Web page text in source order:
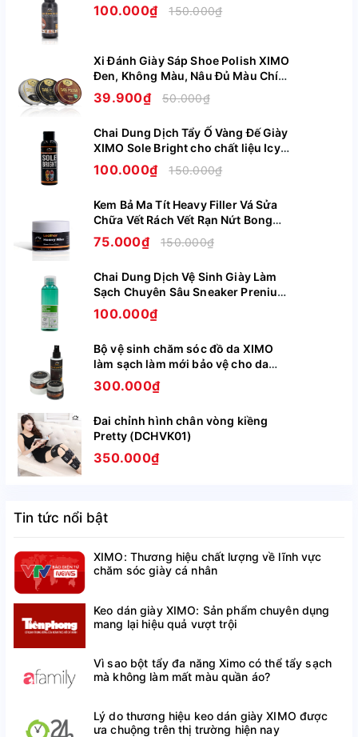
tp. Hà Nội.
NSX: 28/07/2023
HSD: 27/07/2026.
Lô sản xuất: 20230705001VN
CÔNG DỤNG CỦA XỊT KHỬ MÙI HÔI
GIÀY XIMO
Loại bỏ và ngăn chặn mùi hôi chân: Tia xịt spray
mang hương thơm nước hoa hồng và hoa tử linh lan
cùng công nghệ khử khuẩn Ag+ tiêu diệt tận gốc vi
khuẩn và loại bỏ mùi hôi
Hấp thụ mồ hôi và hút ẩm cho giày: Giữ cho giày luôn
khô ráo, thoáng mát
HƯỚNG DẪN SỬ DỤNG
BƯỚC 1: Lắc nhẹ chai xịt trước khi sử dụng
BƯỚC 2: Hướng đầu vòi xịt vào trong thân giày, trong
tất hoặc lòng bàn chân
BƯỚC 3: Giữ vòi xịt khoảng 2-3s, sau đó có thể sử
LƯU Ý KHI SỬ DỤNG
Không xịt thơm vào giày khi giày đang ướt hoặc đang
rất bẩn, vì như vậy sẽ làm mùi hương của giày trở nên
khó chịu hơn
Để xa tầm tay của trẻ em.
Sử dụng trong khu vực thoáng mát và có đủ ánh
sáng.
Tránh tiếp xúc với lửa hoặc nguồn nhiệt cao.
100.000₫ 150.000₫
Xi Đánh Giày Sáp Shoe Polish XIMO
Đen, Không Màu, Nâu Đủ Màu Chính
Hãng XI08
39.900₫ 50.000₫
Chai Dung Dịch Tẩy Ố Vàng Đế Giày
XIMO Sole Bright cho chất liệu Icy
Cao Su Nhựa Boost XI07
100.000₫ 150.000₫
Kem Bả Ma Tít Heavy Filler Vá Sửa
Chữa Vết Rách Vết Rạn Nứt Bong
Tróc Trên Da Giày Ghế Túi Ví XIMO
XI09
75.000₫ 150.000₫
Chai Dung Dịch Vệ Sinh Giày Làm
Sạch Chuyên Sâu Sneaker Prenium
XIMO XI05
100.000₫
Bộ vệ sinh chăm sóc đồ da XIMO
làm sạch làm mới bảo vệ cho da
giày, túi ví, áo, ghế da BCHG04
300.000₫
Đai chỉnh hình chân vòng kiềng
Pretty (DCHVK01)
350.000₫
Tin tức nổi bật
XIMO: Thương hiệu chất lượng về lĩnh vực
chăm sóc giày cá nhân
Keo dán giày XIMO: Sản phẩm chuyên dụng
mang lại hiệu quả vượt trội
Vì sao bột tẩy đa năng Ximo có thể tẩy sạch
mà không làm mất màu quần áo?
Lý do thương hiệu keo dán giày XIMO được
ưa chuộng trên thị trường hiện nay